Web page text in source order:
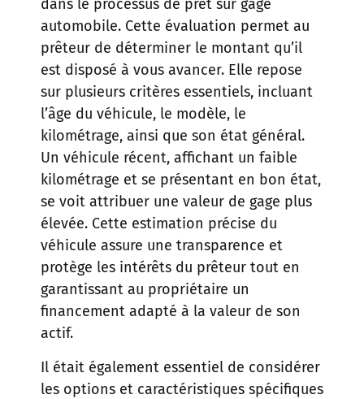
dans le processus de prêt sur gage
automobile. Cette évaluation permet au
prêteur de déterminer le montant qu’il
est disposé à vous avancer. Elle repose
sur plusieurs critères essentiels, incluant
l’âge du véhicule, le modèle, le
kilométrage, ainsi que son état général.
Un véhicule récent, affichant un faible
kilométrage et se présentant en bon état,
se voit attribuer une valeur de gage plus
élevée. Cette estimation précise du
véhicule assure une transparence et
protège les intérêts du prêteur tout en
garantissant au propriétaire un
financement adapté à la valeur de son
actif.
Il était également essentiel de considérer
les options et caractéristiques spécifiques